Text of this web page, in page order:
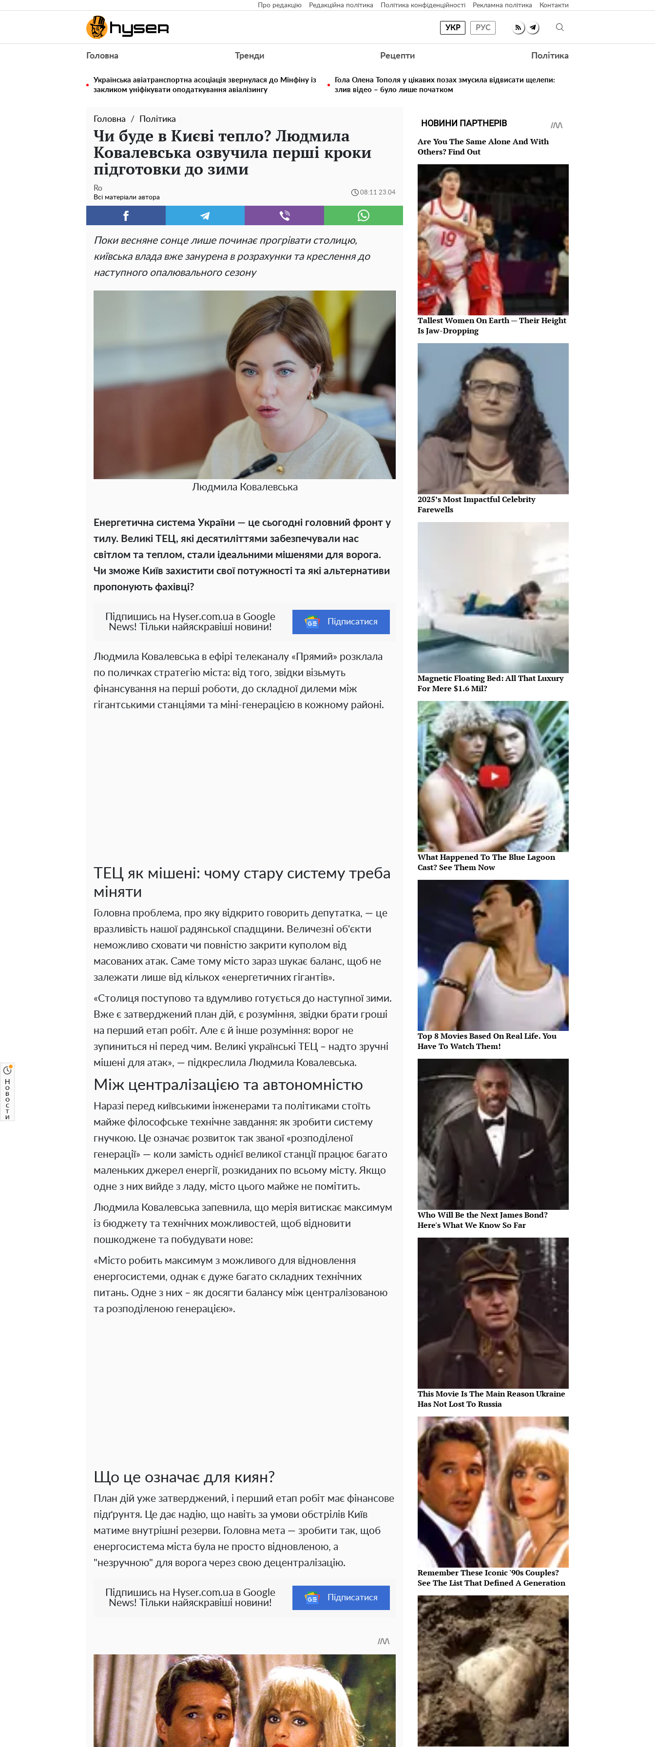
Про редакцію Редакційна політика Політика конфіденційності Рекламна політика Контакти
УКР РУС
Головна Тренди Рецепти Політика
Українська авіатранспортна асоціація звернулася до Мінфіну із
закликом уніфікувати оподаткування авіалізингу
Гола Олена Тополя у цікавих позах змусила відвисати щелепи:
злив відео – було лише початком
Головна Політика
Чи буде в Києві тепло? Людмила
Ковалевська озвучила перші кроки
підготовки до зими
Ro
Всі матеріали автора
08:11 23.04
Поки весняне сонце лише починає прогрівати столицю,
київська влада вже занурена в розрахунки та креслення до
наступного опалювального сезону
Людмила Ковалевська
Енергетична система України — це сьогодні головний фронт у
тилу. Великі ТЕЦ, які десятиліттями забезпечували нас
світлом та теплом, стали ідеальними мішенями для ворога.
Чи зможе Київ захистити свої потужності та які альтернативи
пропонують фахівці?
Підпишись на Hyser.com.ua в Google
News! Тільки найяскравіші новини!
Підписатися
Людмила Ковалевська в ефірі телеканалу «Прямий» розклала
по поличках стратегію міста: від того, звідки візьмуть
фінансування на перші роботи, до складної дилеми між
гігантськими станціями та міні-генерацією в кожному районі.
ТЕЦ як мішені: чому стару систему треба
міняти
Головна проблема, про яку відкрито говорить депутатка, — це
вразливість нашої радянської спадщини. Величезні об'єкти
неможливо сховати чи повністю закрити куполом від
масованих атак. Саме тому місто зараз шукає баланс, щоб не
залежати лише від кількох «енергетичних гігантів».
«Столиця поступово та вдумливо готується до наступної зими.
Вже є затверджений план дій, є розуміння, звідки брати гроші
на перший етап робіт. Але є й інше розуміння: ворог не
зупиниться ні перед чим. Великі українські ТЕЦ – надто зручні
мішені для атак», — підкреслила Людмила Ковалевська.
Між централізацією та автономністю
Наразі перед київськими інженерами та політиками стоїть
майже філософське технічне завдання: як зробити систему
гнучкою. Це означає розвиток так званої «розподіленої
генерації» — коли замість однієї великої станції працює багато
маленьких джерел енергії, розкиданих по всьому місту. Якщо
одне з них вийде з ладу, місто цього майже не помітить.
Людмила Ковалевська запевнила, що мерія витискає максимум
із бюджету та технічних можливостей, щоб відновити
пошкоджене та побудувати нове:
«Місто робить максимум з можливого для відновлення
енергосистеми, однак є дуже багато складних технічних
питань. Одне з них – як досягти балансу між централізованою
та розподіленою генерацією».
Що це означає для киян?
План дій уже затверджений, і перший етап робіт має фінансове
підґрунтя. Це дає надію, що навіть за умови обстрілів Київ
матиме внутрішні резерви. Головна мета — зробити так, щоб
енергосистема міста була не просто відновленою, а
"незручною" для ворога через свою децентралізацію.
Підпишись на Hyser.com.ua в Google
News! Тільки найяскравіші новини!
Підписатися
НОВИНИ ПАРТНЕРІВ
Are You The Same Alone And With
Others? Find Out
Tallest Women On Earth — Their Height
Is Jaw-Dropping
2025’s Most Impactful Celebrity
Farewells
Magnetic Floating Bed: All That Luxury
For Mere $1.6 Mil?
What Happened To The Blue Lagoon
Cast? See Them Now
Top 8 Movies Based On Real Life. You
Have To Watch Them!
Who Will Be the Next James Bond?
Here's What We Know So Far
This Movie Is The Main Reason Ukraine
Has Not Lost To Russia
Remember These Iconic '90s Couples?
See The List That Defined A Generation